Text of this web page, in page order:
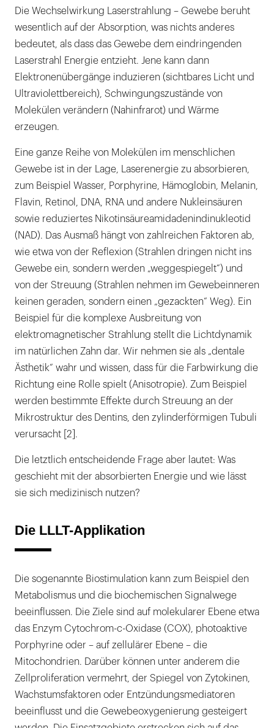
Die Wechselwirkung Laserstrahlung – Gewebe beruht
wesentlich auf der Absorption, was nichts anderes
bedeutet, als dass das Gewebe dem eindringenden
Laserstrahl Energie entzieht. Jene kann dann
Elektronenübergänge induzieren (sichtbares Licht und
Ultraviolettbereich), Schwingungszustände von
Molekülen verändern (Nahinfrarot) und Wärme
erzeugen.
Eine ganze Reihe von Molekülen im menschlichen
Gewebe ist in der Lage, Laserenergie zu absorbieren,
zum Beispiel Wasser, Porphyrine, Hämoglobin, Melanin,
Flavin, Retinol, DNA, RNA und andere Nukleinsäuren
sowie reduziertes Nikotinsäureamidadenindinukleotid
(NAD). Das Ausmaß hängt von zahlreichen Faktoren ab,
wie etwa von der Reflexion (Strahlen dringen nicht ins
Gewebe ein, sondern werden „weggespiegelt“) und
von der Streuung (Strahlen nehmen im Gewebeinneren
keinen geraden, sondern einen „gezackten“ Weg). Ein
Beispiel für die komplexe Ausbreitung von
elektromagnetischer Strahlung stellt die Lichtdynamik
im natürlichen Zahn dar. Wir nehmen sie als „dentale
Ästhetik“ wahr und wissen, dass für die Farbwirkung die
Richtung eine Rolle spielt (Anisotropie). Zum Beispiel
werden bestimmte Effekte durch Streuung an der
Mikrostruktur des Dentins, den zylinderförmigen Tubuli
verursacht [2].
Die letztlich entscheidende Frage aber lautet: Was
geschieht mit der absorbierten Energie und wie lässt
sie sich medizinisch nutzen?
Die LLLT-Applikation
Die sogenannte Biostimulation kann zum Beispiel den
Metabolismus und die biochemischen Signalwege
beeinflussen. Die Ziele sind auf molekularer Ebene etwa
das Enzym Cytochrom-c-Oxidase (COX), photoaktive
Porphyrine oder – auf zellulärer Ebene – die
Mitochondrien. Darüber können unter anderem die
Zellproliferation vermehrt, der Spiegel von Zytokinen,
Wachstumsfaktoren oder Entzündungsmediatoren
beeinflusst und die Gewebeoxygenierung gesteigert